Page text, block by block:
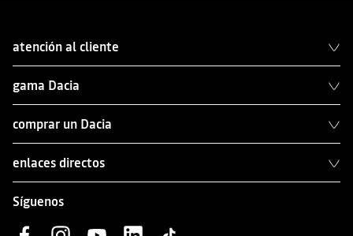
atención al cliente
gama Dacia
comprar un Dacia
enlaces directos
Síguenos